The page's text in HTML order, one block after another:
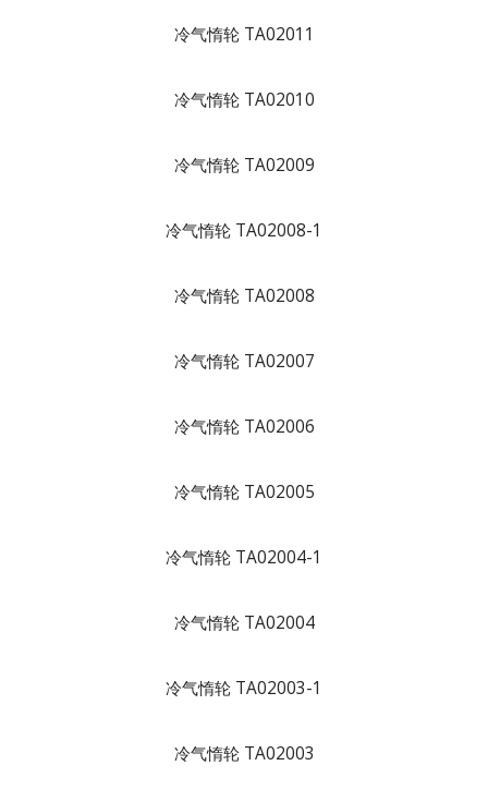
冷气惰轮 TA02011
冷气惰轮 TA02010
冷气惰轮 TA02009
冷气惰轮 TA02008-1
冷气惰轮 TA02008
冷气惰轮 TA02007
冷气惰轮 TA02006
冷气惰轮 TA02005
冷气惰轮 TA02004-1
冷气惰轮 TA02004
冷气惰轮 TA02003-1
冷气惰轮 TA02003